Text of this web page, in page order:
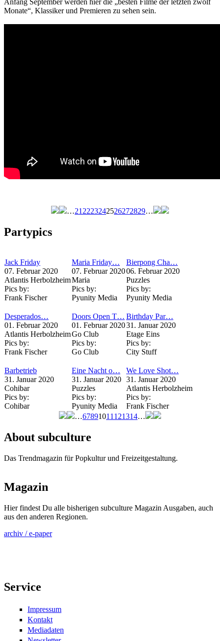
Anfang September werden hier die „besten Filme der letzten zwölf
Monate“, Klassiker und Premieren zu sehen sein.
…21 2223242526272829…
Partypics
Jack Friday
07. Februar 2020
Atlantis Herbolzheim
Pics by:
Frank Fischer
Maria Friday…
07. Februar 2020
Maria
Pics by:
Pyunity Media
Bierpong Cha…
06. Februar 2020
Puzzles
Pics by:
Pyunity Media
Desperados…
01. Februar 2020
Atlantis Herbolzheim
Pics by:
Frank Fischer
Doors Open T…
01. Februar 2020
Go Club
Pics by:
Go Club
Birthday Par…
31. Januar 2020
Etage Eins
Pics by:
City Stuff
Barbetrieb
31. Januar 2020
Cohibar
Pics by:
Cohibar
Eine Nacht o…
31. Januar 2020
Puzzles
Pics by:
Pyunity Media
We Love Shot…
31. Januar 2020
Atlantis Herbolzheim
Pics by:
Frank Fischer
…67891011 121314…
About subculture
Das Trendmagazin für Popkultur und Freizeitgestaltung.
Magazin
Hier findest Du alle bisherigen subculture Magazin Ausgaben, auch
aus den anderen Regionen.
archiv / e-paper
Service
Impressum
Kontakt
Mediadaten